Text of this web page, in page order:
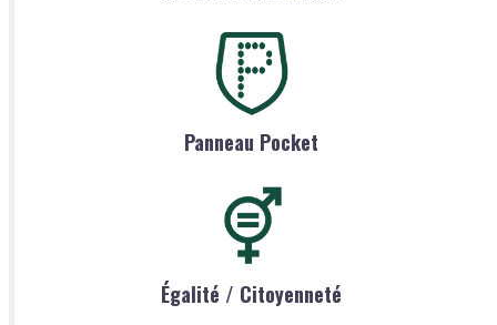
Panneau Pocket
Égalité / Citoyenneté